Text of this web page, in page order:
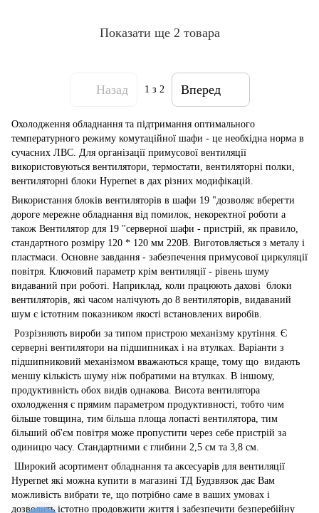
Показати ще 2 товара
Назад 1 з 2 Вперед
Охолодження обладнання та підтримання оптимального
температурного режиму комутаційної шафи - це необхідна норма в
сучасних ЛВС. Для організації примусової вентиляції
використовуються вентилятори, термостати, вентиляторні полки,
вентиляторні блоки Hypernet в дах різних модифікацій.
Використання блоків вентиляторів в шафи 19 "дозволяє вберегти
дороге мережне обладнання від помилок, некоректної роботи а
також Вентилятор для 19 "серверної шафи - пристрій, як правило,
стандартного розміру 120 * 120 мм 220В. Виготовляється з металу і
пластмаси. Основне завдання - забезпечення примусової циркуляції
повітря. Ключовий параметр крім вентиляції - рівень шуму
видаваний при роботі. Наприклад, коли працюють дахові блоки
вентиляторів, які часом налічують до 8 вентиляторів, видаваний
шум є істотним показником якості встановлених виробів.
Розрізняють вироби за типом пристрою механізму крутіння. Є
серверні вентилятори на підшипниках і на втулках. Варіанти з
підшипниковий механізмом вважаються краще, тому що видають
меншу кількість шуму ніж побратими на втулках. В іншому,
продуктивність обох видів однакова. Висота вентилятора
охолодження є прямим параметром продуктивності, тобто чим
більше товщина, тим більша площа лопасті вентилятора, тим
більший об'єм повітря може пропустити через себе пристрій за
одиницю часу. Стандартними є глибини 2,5 см та 3,8 см.
Широкий асортимент обладнання та аксесуарів для вентиляції
Hypernet які можна купити в магазині ТД Будзвязок дає Вам
можливість вибрати те, що потрібно саме в ваших умовах і
дозволить істотно продовжити життя і забезпечити безперебійну